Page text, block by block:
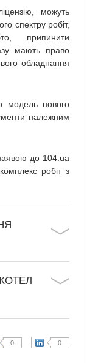
можуть
спектру робіт,
припинити
мають право
обладнання
модель нового
належним
до 104.ua
робіт з